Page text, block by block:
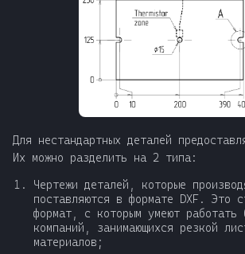
Для нестандартных деталей
Их можно разделить на 2 типа:
Чертежи деталей, которые
поставляются в формате DXF. Это
формат, с которым умеют работать
компаний, занимающихся резкой
материалов;